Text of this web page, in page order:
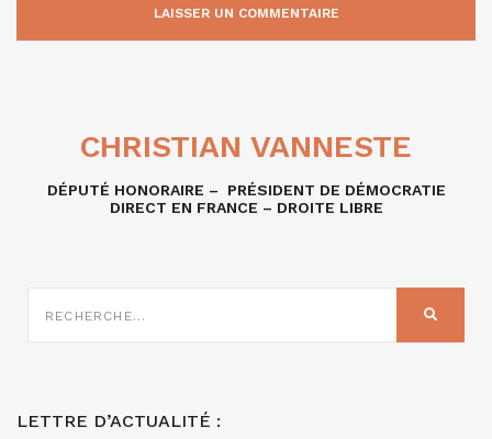
CHRISTIAN VANNESTE
DÉPUTÉ HONORAIRE – PRÉSIDENT DE DÉMOCRATIE
DIRECT EN FRANCE – DROITE LIBRE
SUR
LETTRE D’ACTUALITÉ :